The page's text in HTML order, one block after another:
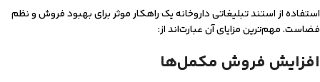
استفاده از استند تبلیغاتی داروخانه یک راهکار موثر برای بهبود فروش و نظم
فضاست. مهم‌ترین مزایای آن عبارت‌اند از:
افزایش فروش مکمل‌ها